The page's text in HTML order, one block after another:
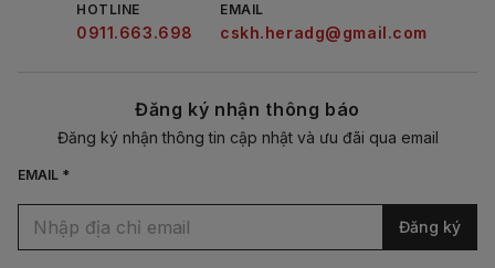
HOTLINE
0911.663.698
EMAIL
cskh.heradg@gmail.com
Đăng ký nhận thông báo
Đăng ký nhận thông tin cập nhật và ưu đãi qua email
EMAIL *
Đăng ký